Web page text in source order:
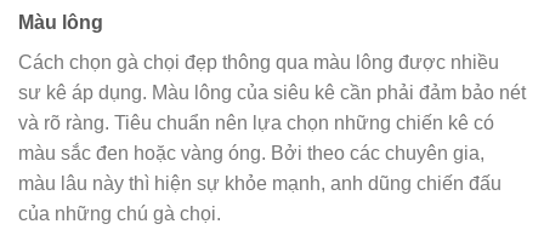
Màu lông
Cách chọn gà chọi đẹp thông qua màu lông được nhiều
sư kê áp dụng. Màu lông của siêu kê cần phải đảm bảo nét
và rõ ràng. Tiêu chuẩn nên lựa chọn những chiến kê có
màu sắc đen hoặc vàng óng. Bởi theo các chuyên gia,
màu lâu này thì hiện sự khỏe mạnh, anh dũng chiến đấu
của những chú gà chọi.